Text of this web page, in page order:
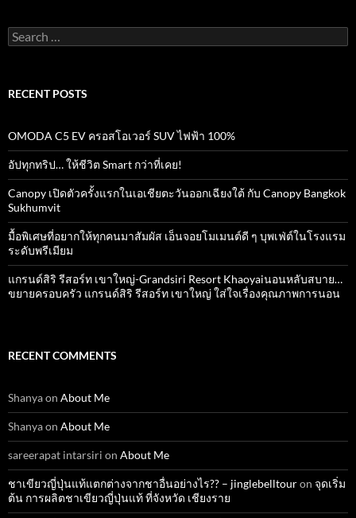
Search
for:
RECENT POSTS
OMODA C5 EV ครอสโอเวอร์ SUV ไฟฟ้า 100%
อัปทุกทริป… ให้ชีวิต Smart กว่าที่เคย!
Canopy เปิดตัวครั้งแรกในเอเชียตะวันออกเฉียงใต้ กับ Canopy Bangkok
Sukhumvit
มื้อพิเศษที่อยากให้ทุกคนมาสัมผัส เอ็นจอยโมเมนต์ดี ๆ บุพเฟ่ต์ในโรงแรม
ระดับพรีเมียม
แกรนด์สิริ​ รีสอร์ท​ เขาใหญ่​-Grandsiri​ Resort​ Khaoyaiนอนหลับสบาย…
ขยายครอบครัว แกรนด์สิริ รีสอร์ท เขาใหญ่ ใส่ใจเรื่องคุณภาพการนอน
RECENT COMMENTS
Shanyaon About Me
Shanyaon About Me
sareerapat intarsiri on About Me
ชาเขียวญี่ปุ่นแท้แตกต่างจากชาอื่นอย่างไร?? – jinglebelltouron จุดเริ่ม
ต้น การผลิตชาเขียวญี่ปุ่นแท้ ที่จังหวัด เชียงราย